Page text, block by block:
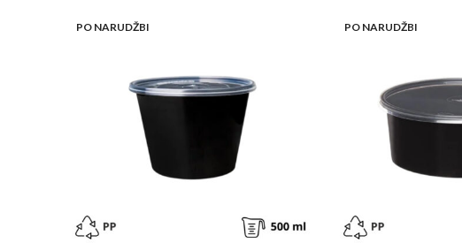
PO NARUDŽBI PO NARUDŽBI